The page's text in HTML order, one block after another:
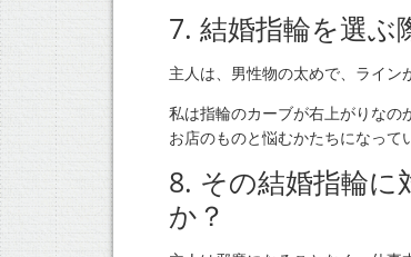
7. 結婚指輪を選ぶ
主人は、男性物の太めで、ライン
私は指輪のカーブが右上がりなの
お店のものと悩むかたちになって
8. その結婚指輪
か？